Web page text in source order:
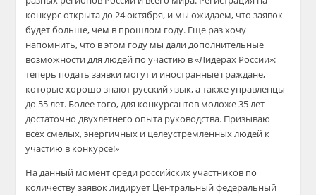
конкурс открыта до 24 октября, и мы ожидаем, что заявок
будет больше, чем в прошлом году. Еще раз хочу
напомнить, что в этом году мы дали дополнительные
возможности для людей по участию в «Лидерах России»:
теперь подать заявки могут и иностранные граждане,
которые хорошо знают русский язык, а также управленцы
до 55 лет. Более того, для конкурсантов моложе 35 лет
достаточно двухлетнего опыта руководства. Призываю
всех смелых, энергичных и целеустремленных людей к
участию в конкурсе!»
На данный момент среди российских участников по
количеству заявок лидирует Центральный федеральный